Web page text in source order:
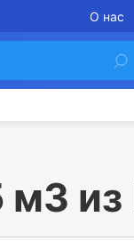
О нас
м3